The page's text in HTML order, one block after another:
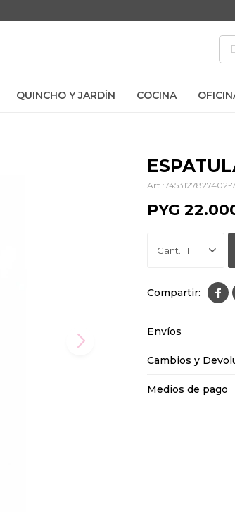
QUINCHO Y JARDÍN COCINA
7453127827402-
PYG
1

Envíos
Cambios y
Medios de pago